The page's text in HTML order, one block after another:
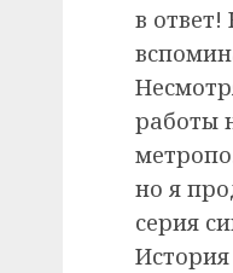
в
работы
но я
серия
История